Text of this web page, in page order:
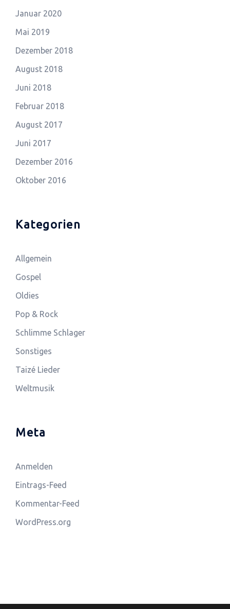
Januar 2020
Mai 2019
Dezember 2018
August 2018
Juni 2018
Februar 2018
August 2017
Juni 2017
Dezember 2016
Oktober 2016
Kategorien
Allgemein
Gospel
Oldies
Pop & Rock
Schlimme Schlager
Sonstiges
Taizé Lieder
Weltmusik
Meta
Anmelden
Eintrags-Feed
Kommentar-Feed
WordPress.org